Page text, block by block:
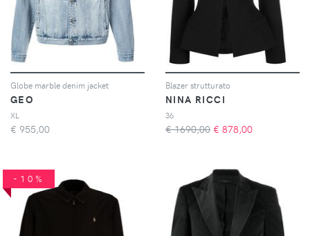
Globe marble denim jacket
GEO
XL
€ 955,00
Blazer strutturato
NINA RICCI
36
€ 1690,00 € 878,00
-10%